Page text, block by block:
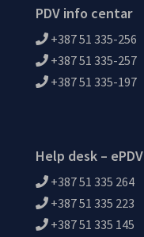
PDV info centar
+387 51 335-256
+387 51 335-257
+387 51 335-197
Help desk – ePDV
+387 51 335 264
+387 51 335 223
+387 51 335 145